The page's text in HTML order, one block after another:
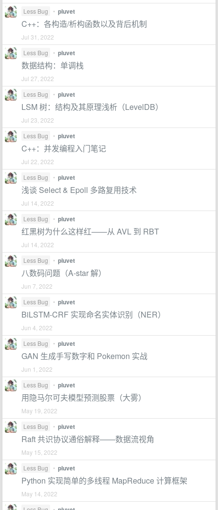
Less Bug
• pluvet
C++：各构造/析构函数以及背后机制
Jul 31, 2022
Less Bug
• pluvet
数据结构：单调栈
Jul 27, 2022
Less Bug
• pluvet
LSM 树：结构及其原理浅析（LevelDB）
Jul 23, 2022
Less Bug
• pluvet
C++：并发编程入门笔记
Jul 22, 2022
Less Bug
• pluvet
浅谈 Select & Epoll 多路复用技术
Jul 14, 2022
Less Bug
• pluvet
红黑树为什么这样红——从 AVL 到 RBT
Jul 14, 2022
Less Bug
• pluvet
八数码问题（A-star 解）
Jun 7, 2022
Less Bug
• pluvet
BiLSTM-CRF 实现命名实体识别（NER）
Jun 4, 2022
Less Bug
• pluvet
GAN 生成手写数字和 Pokemon 实战
Jun 1, 2022
Less Bug
• pluvet
用隐马尔可夫模型预测股票（大雾）
May 19, 2022
Less Bug
• pluvet
Raft 共识协议通俗解释——数据流视角
May 15, 2022
Less Bug
• pluvet
Python 实现简单的多线程 MapReduce 计算框架
May 14, 2022